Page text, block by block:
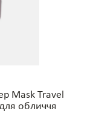
Mask Travel
обличчя